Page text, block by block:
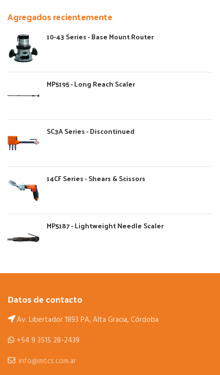
Agregados recientemente
10-43 Series - Base Mount Router
MP5195 - Long Reach Scaler
SC3A Series - Discontinued
14CF Series - Shears & Scissors
MP5187 - Lightweight Needle Scaler
Datos de contacto
Av. Libertador 1893 PA, Alta Gracia, Córdoba
+54 9 3515 28-2439
info@mtcs.com.ar